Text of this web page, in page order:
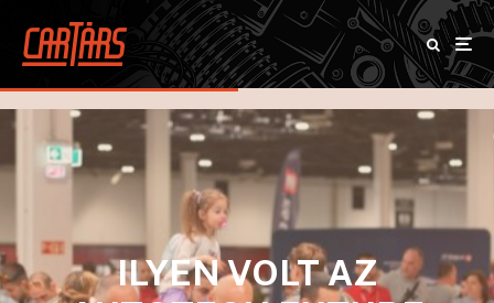
ILYEN VOLT AZ